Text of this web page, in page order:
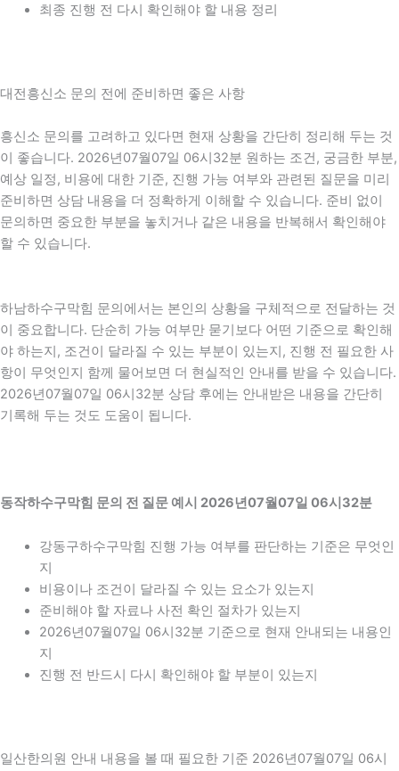
최종 진행 전 다시 확인해야 할 내용 정리
대전흥신소 문의 전에 준비하면 좋은 사항
흥신소 문의를 고려하고 있다면 현재 상황을 간단히 정리해 두는 것
이 좋습니다. 2026년07월07일 06시32분 원하는 조건, 궁금한 부분,
예상 일정, 비용에 대한 기준, 진행 가능 여부와 관련된 질문을 미리
준비하면 상담 내용을 더 정확하게 이해할 수 있습니다. 준비 없이
문의하면 중요한 부분을 놓치거나 같은 내용을 반복해서 확인해야
할 수 있습니다.
하남하수구막힘 문의에서는 본인의 상황을 구체적으로 전달하는 것
이 중요합니다. 단순히 가능 여부만 묻기보다 어떤 기준으로 확인해
야 하는지, 조건이 달라질 수 있는 부분이 있는지, 진행 전 필요한 사
항이 무엇인지 함께 물어보면 더 현실적인 안내를 받을 수 있습니다.
2026년07월07일 06시32분 상담 후에는 안내받은 내용을 간단히
기록해 두는 것도 도움이 됩니다.
동작하수구막힘 문의 전 질문 예시 2026년07월07일 06시32분
강동구하수구막힘 진행 가능 여부를 판단하는 기준은 무엇인
지
비용이나 조건이 달라질 수 있는 요소가 있는지
준비해야 할 자료나 사전 확인 절차가 있는지
2026년07월07일 06시32분 기준으로 현재 안내되는 내용인
지
진행 전 반드시 다시 확인해야 할 부분이 있는지
일산한의원 안내 내용을 볼 때 필요한 기준 2026년07월07일 06시